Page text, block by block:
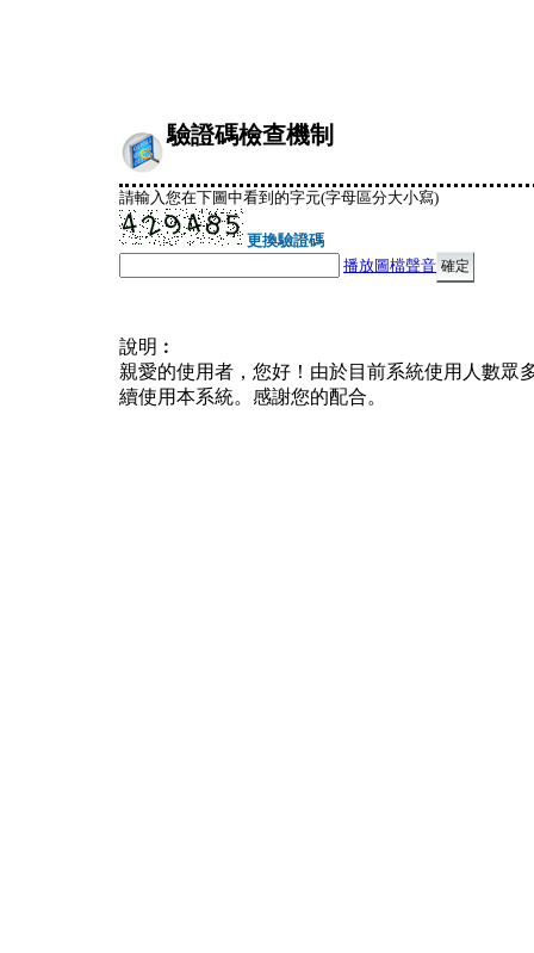
驗證碼檢查機制
請輸入您在下圖中看到的字元(字母區分大小寫)
更換驗證碼
播放圖檔聲音
說明︰
親愛的使用者，您好！由於目前系統使用人數眾
續使用本系統。感謝您的配合。